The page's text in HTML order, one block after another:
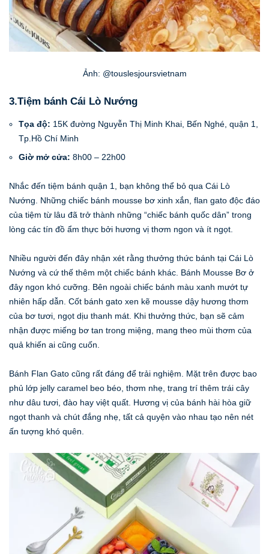
Ảnh: @touslesjoursvietnam
3.Tiệm bánh Cái Lò Nướng
Tọa độ: 15K đường Nguyễn Thị Minh Khai, Bến Nghé, quận 1,
Tp.Hồ Chí Minh
Giờ mở cửa: 8h00 – 22h00
Nhắc đến tiệm bánh quận 1, bạn không thể bỏ qua Cái Lò
Nướng. Những chiếc bánh mousse bơ xinh xắn, flan gato độc đáo
của tiệm từ lâu đã trở thành những “chiếc bánh quốc dân” trong
lòng các tín đồ ẩm thực bởi hương vị thơm ngon và ít ngọt.
Nhiều người đến đây nhận xét rằng thưởng thức bánh tại Cái Lò
Nướng và cứ thế thêm một chiếc bánh khác. Bánh Mousse Bơ ở
đây ngon khó cưỡng. Bên ngoài chiếc bánh màu xanh mướt tự
nhiên hấp dẫn. Cốt bánh gato xen kẽ mousse dậy hương thơm
của bơ tươi, ngọt dịu thanh mát. Khi thưởng thức, bạn sẽ cảm
nhận được miếng bơ tan trong miệng, mang theo mùi thơm của
quả khiến ai cũng cuốn.
Bánh Flan Gato cũng rất đáng để trải nghiệm. Mặt trên được bao
phủ lớp jelly caramel beo béo, thơm nhẹ, trang trí thêm trái cây
như dâu tươi, đào hay việt quất. Hương vị của bánh hài hòa giữ
ngọt thanh và chút đắng nhẹ, tất cả quyện vào nhau tạo nên nét
ấn tượng khó quên.